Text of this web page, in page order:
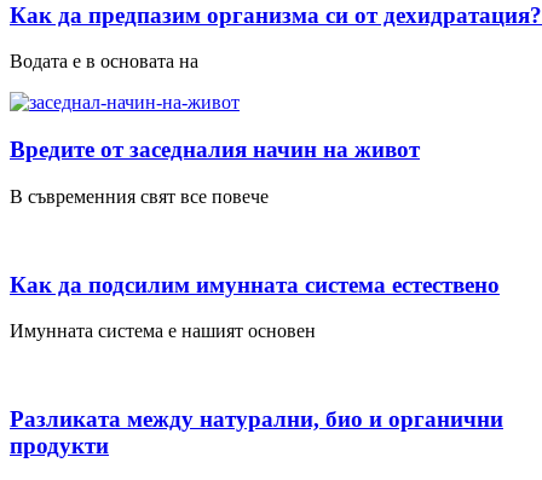
Как да предпазим организма си от дехидратация?
Водата е в основата на
Вредите от заседналия начин на живот
В съвременния свят все повече
Как да подсилим имунната система естествено
Имунната система е нашият основен
Разликата между натурални, био и органични
продукти